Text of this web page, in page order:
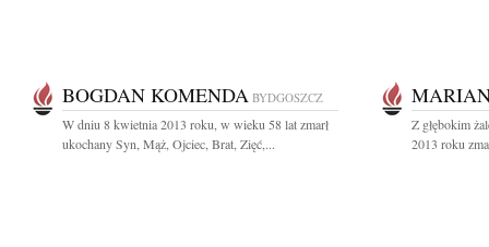
BOGDAN KOMENDA BYDGOSZCZ
W dniu 8 kwietnia 2013 roku, w wieku 58 lat zmarł
ukochany Syn, Mąż, Ojciec, Brat, Zięć,...
Z głębokim
2013 roku